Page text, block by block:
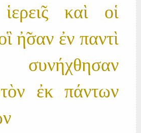
καὶ οἱ
ἠ̃σαν ἐν παντὶ
συνήχθησαν
ἐκ πάντων